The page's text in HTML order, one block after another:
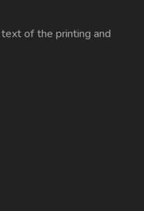
of the printing and